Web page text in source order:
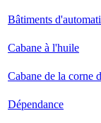
Bâtiments
Cabane à l'huile
Cabane de la corne
Dépendance